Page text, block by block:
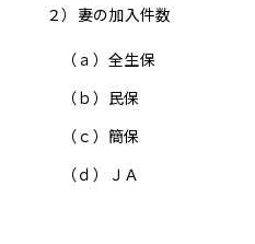
２）妻の加入件数
（ａ）全生保
（ｂ） 民保
（ｃ）簡保
（ｄ）
ＪＡ